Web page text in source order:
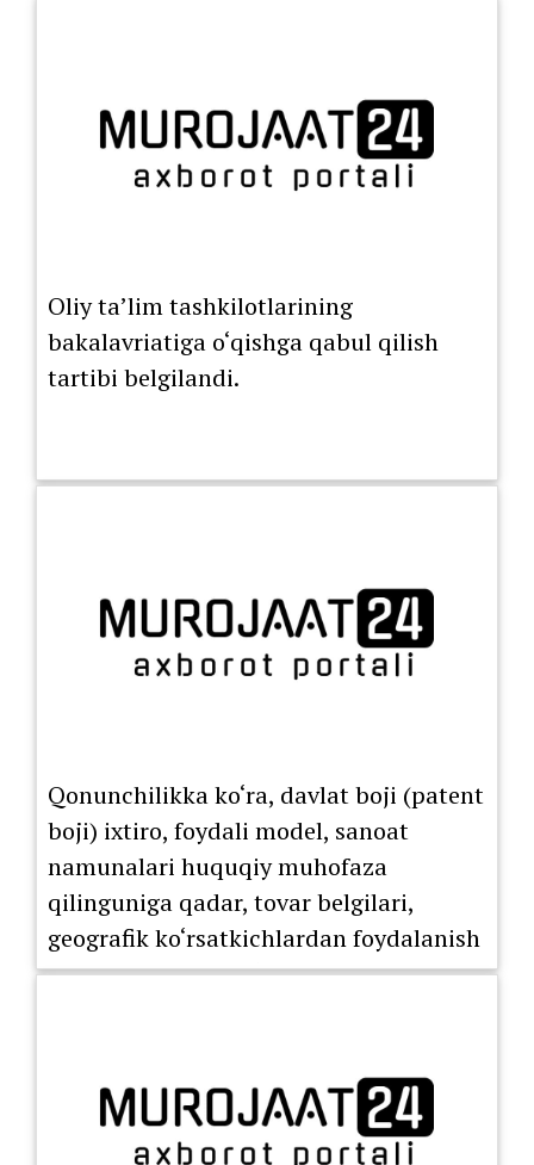
Oliy ta’lim tashkilotlarining
bakalavriatiga o‘qishga qabul qilish
tartibi belgilandi.
Qonunchilikka ko‘ra, davlat boji (patent
boji) ixtiro, foydali model, sanoat
namunalari huquqiy muhofaza
qilinguniga qadar, tovar belgilari,
geografik ko‘rsatkichlardan foydalanish
huquqini berish bo‘yicha litsenziya